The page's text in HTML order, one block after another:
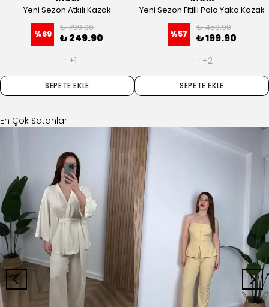
%69
₺ 799.90
+1
SEPETE EKLE
%57
₺ 459.90
+2
SEPETE EKLE
En Çok Satanlar